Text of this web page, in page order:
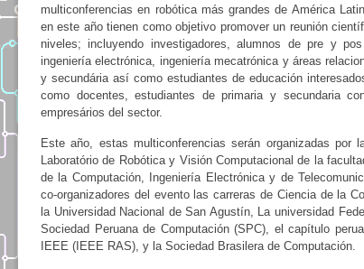
multiconferencias en robótica más grandes de América
en este año tienen como objetivo promover un reunión
niveles; incluyendo investigadores, alumnos de pre y
ingeniería electrónica, ingeniería mecatrónica y áreas
y secundária así como estudiantes de educación
como docentes, estudiantes de primaria y secundaria
empresários del sector.
Este año, estas multiconferencias serán organizadas por
Laboratório de Robótica y Visión Computacional de la
de la Computación, Ingeniería Electrónica y de
co-organizadores del evento las carreras de Ciencia de la
la Universidad Nacional de San Agustín, La universidad
Sociedad Peruana de Computación (SPC), el capítulo
IEEE (IEEE RAS), y la Sociedad Brasilera de Computación.